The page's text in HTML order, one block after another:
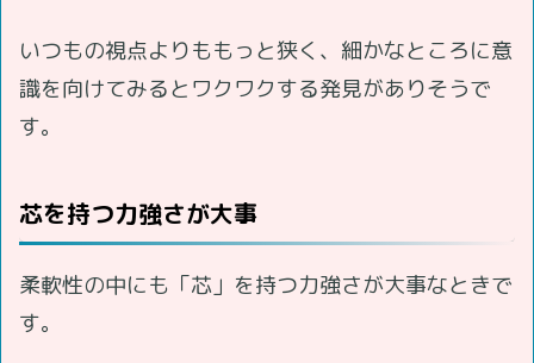
いつもの視点よりももっと狭く、細かなところに意
識を向けてみるとワクワクする発見がありそうで
す。
芯を持つ力強さが大事
柔軟性の中にも「芯」を持つ力強さが大事なときで
す。